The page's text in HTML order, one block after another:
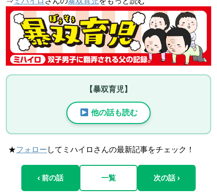
【暴双育児】
他の話も読む
★フォロー してミハイロさんの最新記事をチェック！
‹ 前の話 一覧 次の話 ›